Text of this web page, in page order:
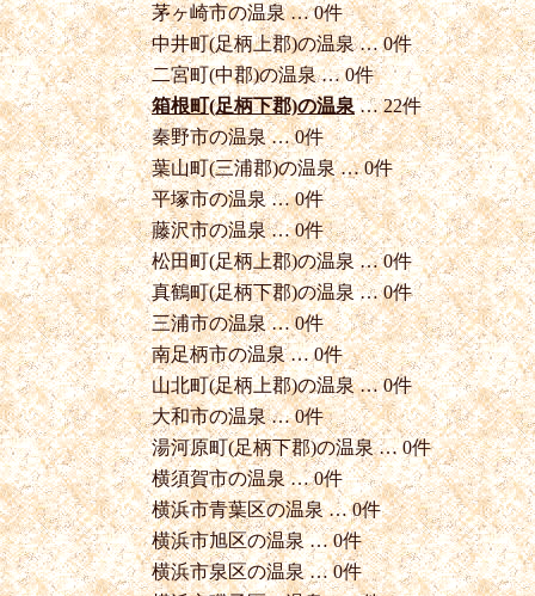
茅ヶ崎市の温泉 … 0件
中井町(足柄上郡)の温泉 … 0件
二宮町(中郡)の温泉 … 0件
箱根町(足柄下郡)の温泉… 22件
秦野市の温泉 … 0件
葉山町(三浦郡)の温泉 … 0件
平塚市の温泉 … 0件
藤沢市の温泉 … 0件
松田町(足柄上郡)の温泉 … 0件
真鶴町(足柄下郡)の温泉 … 0件
三浦市の温泉 … 0件
南足柄市の温泉 … 0件
山北町(足柄上郡)の温泉 … 0件
大和市の温泉 … 0件
湯河原町(足柄下郡)の温泉 … 0件
横須賀市の温泉 … 0件
横浜市青葉区の温泉 … 0件
横浜市旭区の温泉 … 0件
横浜市泉区の温泉 … 0件